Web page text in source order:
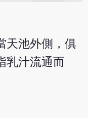
天池外側，俱
乳汁流通而